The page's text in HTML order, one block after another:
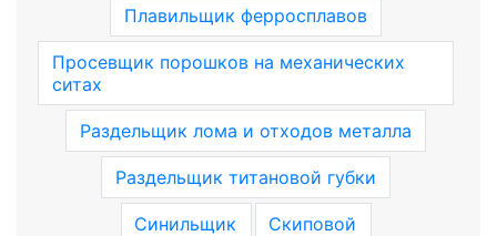
Плавильщик ферросплавов
Просевщик порошков на механических
ситах
Раздельщик лома и отходов металла
Раздельщик титановой губки
Синильщик Скиповой